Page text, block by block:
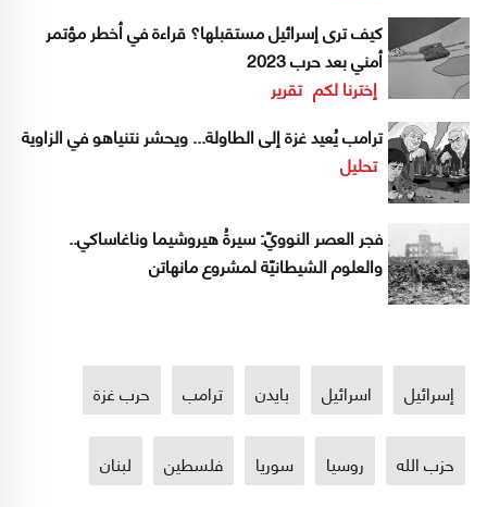
كيف ترى إسرائيل مستقبلها؟ قراءة في أخطر مؤتمر
أمني بعد حرب 2023
إخترنا لكم تقرير
ترامب يُعيد غزة إلى الطاولة... ويحشر نتنياهو في الزاوية
تحليل
فجر العصر النوويّ: سيرةُ هيروشيما وناغاساكي..
والعلوم الشيطانيّة لمشروع مانهاتن
إسرائيل اسرائيل بايدن ترامب حرب غزة
حزب الله روسيا سوريا فلسطين لبنان